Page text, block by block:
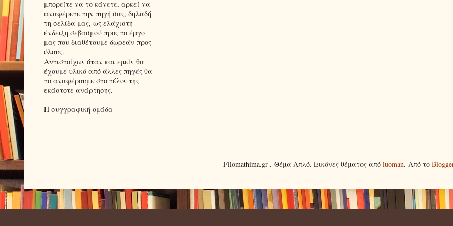
μπορείτε να το κάνετε, αρκεί να
αναφέρετε την πηγή σας, δηλαδή
τη σελίδα μας, ως ελάχιστη
ένδειξη σεβασμού προς το έργο
μας που διαθέτουμε δωρεάν προς
όλους.
Αντιστοίχως όταν και εμείς θα
έχουμε υλικό από άλλες πηγές θα
το αναφέρουμε στο τέλος της
εκάστοτε ανάρτησης.
Η συγγραφική ομάδα
Filomathima.gr . Θέμα Απλό. Εικόνες θέματος από luoman. Από το